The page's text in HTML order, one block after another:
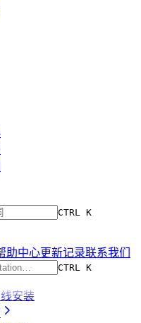
CTRL K
助中心更新记录联系我们
CTRL K
安装